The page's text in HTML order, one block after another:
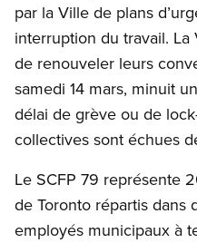
par la Ville de plans
interruption du travail.
de renouveler leurs
samedi 14 mars, minuit
délai de grève ou de
collectives sont échues
Le SCFP 79 représente
de Toronto répartis dans
employés municipaux à